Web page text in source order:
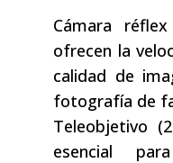
Cámara
ofrecen la
calidad de
fotografía de
Teleobjetivo
esencial